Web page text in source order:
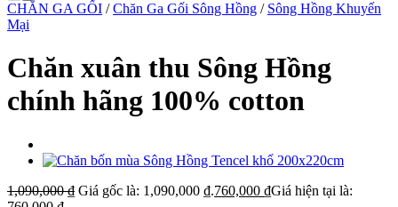
CHĂN GA GỐI / Chăn Ga Gối Sông Hồng / Sông Hồng Khuyến
Mại
Chăn xuân thu Sông Hồng
chính hãng 100% cotton
1,090,000₫ Giá gốc là: 1,090,000 ₫.760,000 ₫Giá hiện tại là: